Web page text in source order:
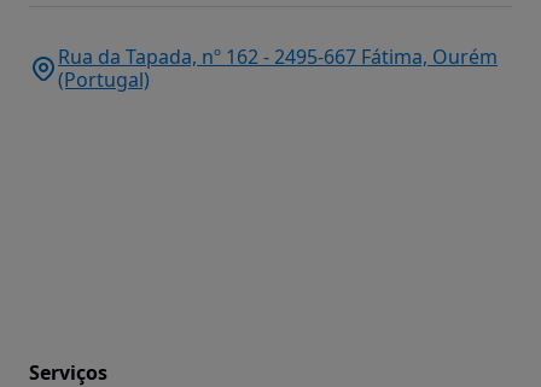
Rua da Tapada, nº 162 - 2495-667 Fátima, Ourém
(Portugal)
Serviços